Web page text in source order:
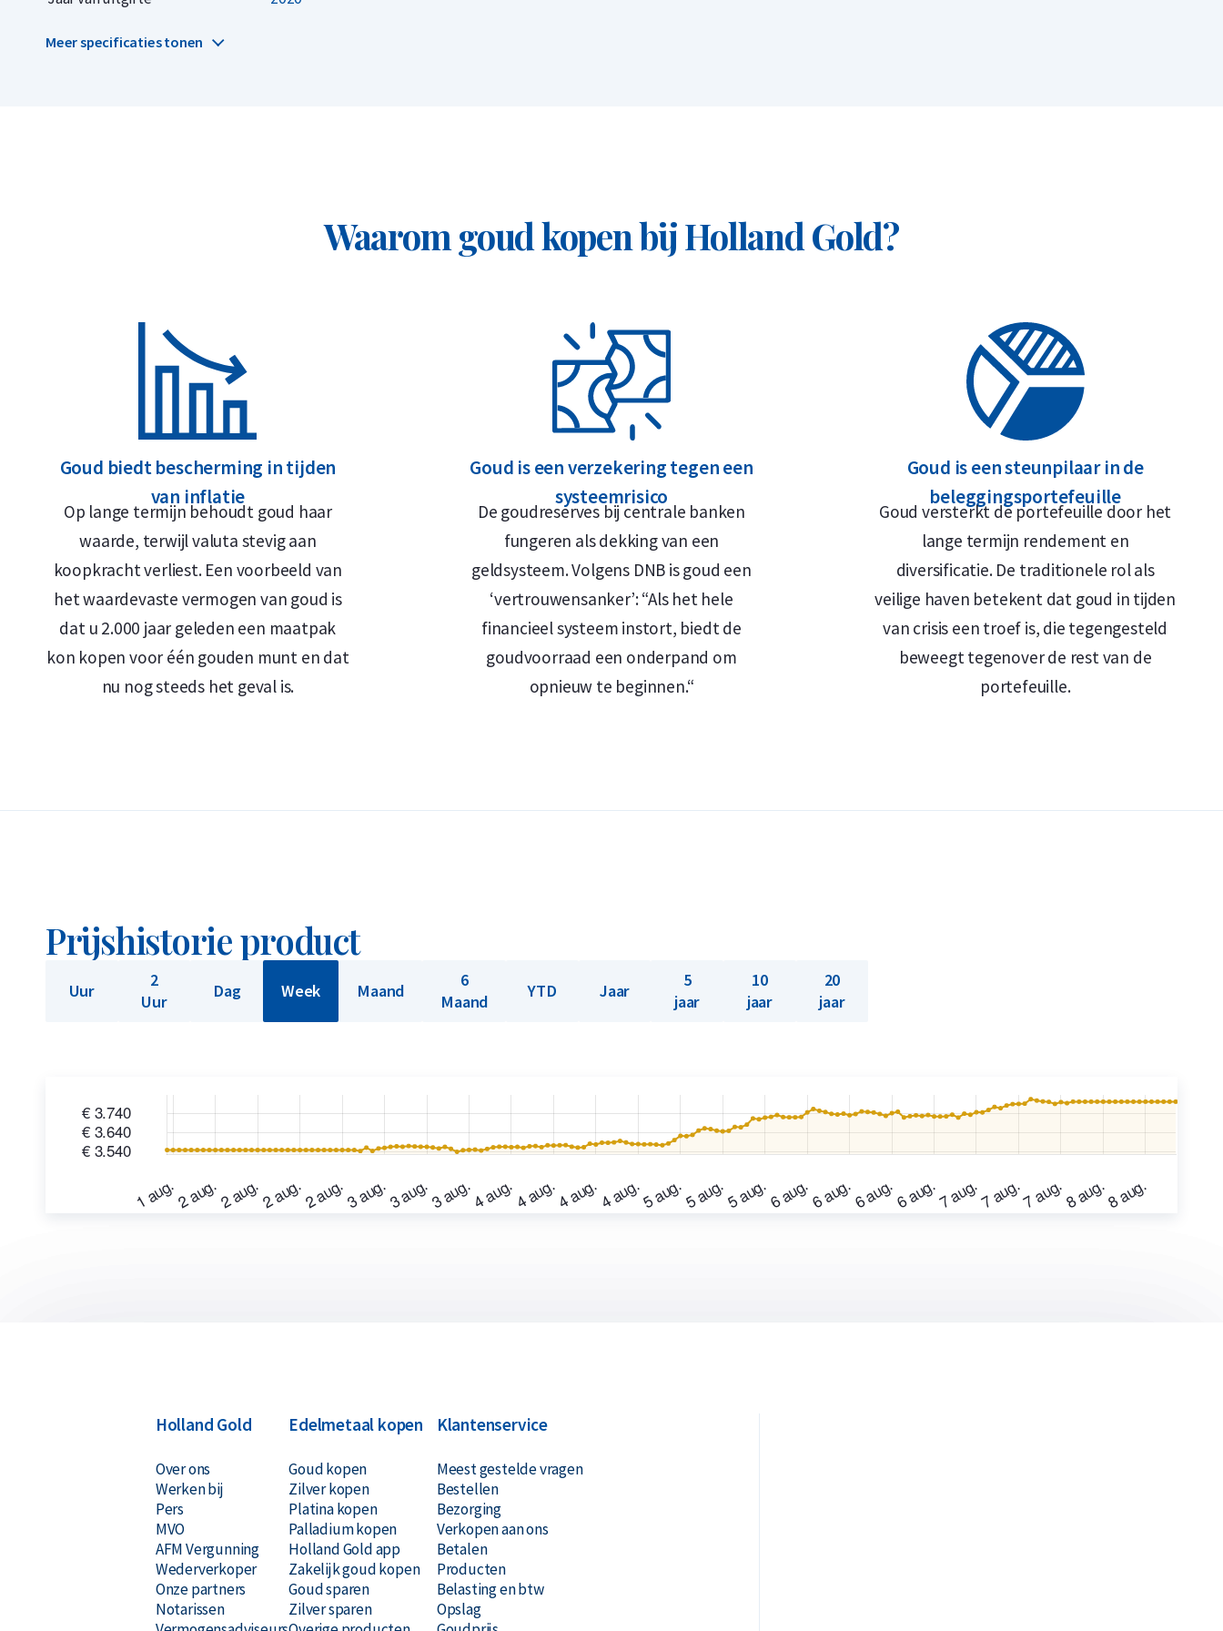
in het Mandarijn. Ook staat het jaartal waar de munt in is geslagen ''2020''.
China. De Chinezen noemen de reuzenpanda: 大熊猫 (dà xiong mao), oftewel grote kater. Op
dezelfde zijde staat het gewicht van de munt ''30 gram'', de zuiverheid ''au 999'' en de
nominale waarde van 500 Yuan.
gouden munten verkopen
op de lange termijn? Holland Gold biedt een
terugkoopgarantie op alle gouden munten die u bij ons koopt. Heeft u de gouden munten
niet bij ons gekocht? Ook deze gouden munten kopen wij in.
Meer specificaties tonen
Waarom goud kopen bij Holland Gold?
Goud biedt bescherming in tijden
van inflatie
Op lange termijn behoudt goud haar
waarde, terwijl valuta stevig aan
koopkracht verliest. Een voorbeeld van
het waardevaste vermogen van goud is
dat u 2.000 jaar geleden een maatpak
kon kopen voor één gouden munt en dat
nu nog steeds het geval is.
Goud is een verzekering tegen een
systeemrisico
De goudreserves bij centrale banken
fungeren als dekking van een
geldsysteem. Volgens DNB is goud een
‘vertrouwensanker’: “Als het hele
financieel systeem instort, biedt de
goudvoorraad een onderpand om
opnieuw te beginnen.“
Goud is een steunpilaar in de
beleggingsportefeuille
Goud versterkt de portefeuille door het
lange termijn rendement en
diversificatie. De traditionele rol als
veilige haven betekent dat goud in tijden
van crisis een troef is, die tegengesteld
beweegt tegenover de rest van de
portefeuille.
Prijshistorie product
Uur
2
Uur
Dag Week Maand
6
Maand
YTD Jaar
5
jaar
10
jaar
20
jaar
Holland Gold
Over ons
Werken bij
Pers
MVO
AFM Vergunning
Wederverkoper
Onze partners
Notarissen
Edelmetaal kopen
Goud kopen
Zilver kopen
Platina kopen
Palladium kopen
Holland Gold app
Zakelijk goud kopen
Goud sparen
Zilver sparen
Klantenservice
Meest gestelde vragen
Bestellen
Bezorging
Verkopen aan ons
Betalen
Producten
Belasting en btw
Opslag